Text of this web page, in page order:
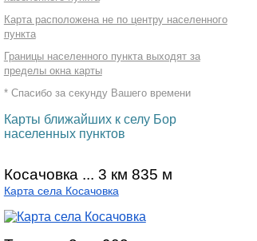
Карта расположена не по центру населенного
пункта
Границы населенного пункта выходят за
пределы окна карты
* Спасибо за секунду Вашего времени
Карты ближайших к селу Бор
населенных пунктов
Косачовка ... 3 км 835 м
Карта села Косачовка